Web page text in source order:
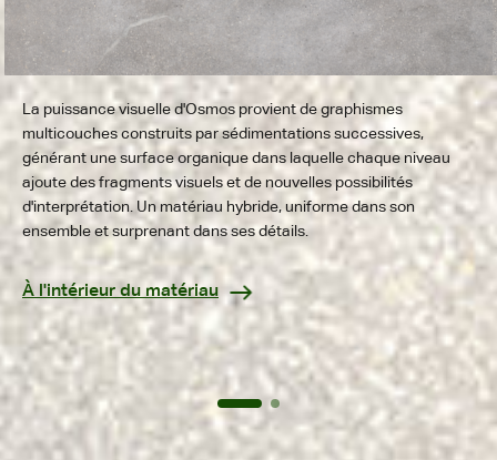
La puissance visuelle d'Osmos provient de graphismes
multicouches construits par sédimentations successives,
générant une surface organique dans laquelle chaque niveau
ajoute des fragments visuels et de nouvelles possibilités
d'interprétation. Un matériau hybride, uniforme dans son
ensemble et surprenant dans ses détails.
À l'intérieur du matériau